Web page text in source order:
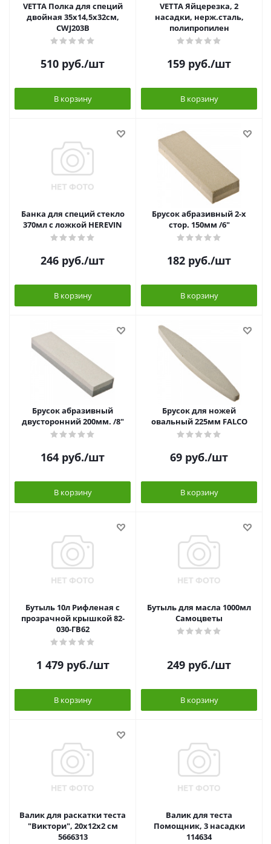
VETTA Полка для специй
двойная 35x14,5x32см,
CWJ203B
510 руб./шт
В корзину
VETTA Яйцерезка, 2
насадки, нерж.сталь,
полипропилен
159 руб./шт
В корзину
Банка для специй стекло
370мл с ложкой HEREVIN
246 руб./шт
В корзину
Брусок абразивный 2-х
стор. 150мм /6"
182 руб./шт
В корзину
Брусок абразивный
двусторонний 200мм. /8"
164 руб./шт
В корзину
Брусок для ножей
овальный 225мм FALCO
69 руб./шт
В корзину
Бутыль 10л Рифленая с
прозрачной крышкой 82-
030-ГВ62
1 479руб./шт
В корзину
Бутыль для масла 1000мл
Самоцветы
249 руб./шт
В корзину
Валик для раскатки теста
"Виктори", 20х12х2 см
5666313
Валик для теста
Помощник, 3 насадки
114634